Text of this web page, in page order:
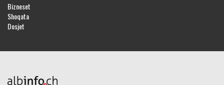
Bizneset
Shoqata
Dosjet